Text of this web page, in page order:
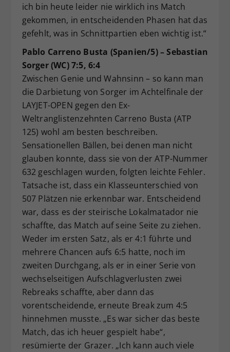
ich bin heute leider nie wirklich ins Match
gekommen, in entscheidenden Phasen hat das
gefehlt, was in Schnittpartien eben wichtig ist.“
Pablo Carreno Busta (Spanien/5) – Sebastian
Sorger (WC) 7:5, 6:4
Zwischen Genie und Wahnsinn – so kann man
die Darbietung von Sorger im Achtelfinale der
LAYJET-OPEN gegen den Ex-
Weltranglistenzehnten Carreno Busta (ATP
125) wohl am besten beschreiben.
Sensationellen Bällen, bei denen man nicht
glauben konnte, dass sie von der ATP-Nummer
632 geschlagen wurden, folgten leichte Fehler.
Tatsache ist, dass ein Klasseunterschied von
507 Plätzen nie erkennbar war. Entscheidend
war, dass es der steirische Lokalmatador nie
schaffte, das Match auf seine Seite zu ziehen.
Weder im ersten Satz, als er 4:1 führte und
mehrere Chancen aufs 6:5 hatte, noch im
zweiten Durchgang, als er in einer Serie von
wechselseitigen Aufschlagverlusten zwei
Rebreaks schaffte, aber dann das
vorentscheidende, erneute Break zum 4:5
hinnehmen musste. „Es war sicher das beste
Match, das ich heuer gespielt habe“,
resümierte der Grazer. „Ich kann auch viele